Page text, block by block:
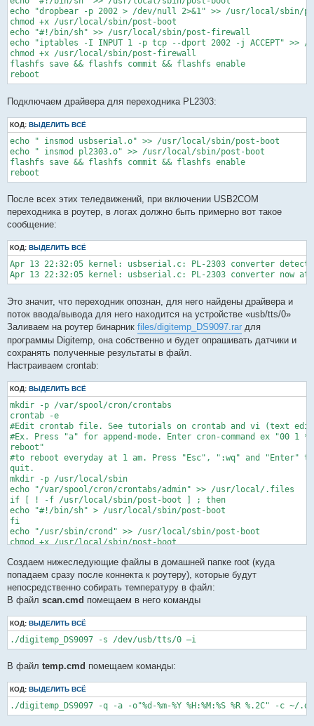
echo "dropbear -p 2002 > /dev/null 2>&1" >> /usr/local/sbin/
chmod +x /usr/local/sbin/post-boot
echo "#!/bin/sh" >> /usr/local/sbin/post-firewall
echo "iptables -I INPUT 1 -p tcp --dport 2002 -j ACCEPT"
chmod +x /usr/local/sbin/post-firewall
flashfs save && flashfs commit && flashfs enable
Подключаем драйвера для переходника PL2303:
КОД: ВЫДЕЛИТЬ ВСЁ
echo " insmod usbserial.o" >> /usr/local/sbin/post-boot
echo " insmod pl2303.o" >> /usr/local/sbin/post-boot
flashfs save && flashfs commit && flashfs enable
После всех этих теледвижений, при включении USB2COM
переходника в роутер, в логах должно быть примерно вот такое
сообщение:
КОД: ВЫДЕЛИТЬ ВСЁ
Apr 13 22:32:05 kernel: usbserial.c: PL-2303 converter
Это значит, что переходник опознан, для него найдены драйвера и
поток ввода/вывода для него находится на устройстве «usb/tts/0»
Заливаем на роутер бинарник files/digitemp_DS9097.rar для
программы Digitemp, она собственно и будет опрашивать датчики и
сохранять полученные результаты в файл.
Настраиваем crontab:
КОД: ВЫДЕЛИТЬ ВСЁ
mkdir -p /var/spool/cron/crontabs
crontab -e
#Edit crontab file. See tutorials on crontab and vi (text
#Ex. Press "a" for append-mode. Enter cron-command ex "00 1
reboot"
#to reboot everyday at 1 am. Press "Esc", ":wq" and "Enter" to
quit.
mkdir -p /usr/local/sbin
echo "/var/spool/cron/crontabs/admin" >> /usr/local/.files
if [ ! -f /usr/local/sbin/post-boot ] ; then
echo "#!/bin/sh" > /usr/local/sbin/post-boot
fi
echo "/usr/sbin/crond" >> /usr/local/sbin/post-boot
chmod +x /usr/local/sbin/post-boot
flashfs commit
#If not already enabled:
flashfs enable
Создаем нижеследующие файлы в домашней папке root (куда
попадаем сразу после коннекта к роутеру), которые будут
непосредственно собирать температуру в файл:
В файл scan.cmd помещаем в него команды
КОД: ВЫДЕЛИТЬ ВСЁ
./digitemp_DS9097 -s /dev/usb/tts/0 –i
В файл temp.cmd помещаем команды:
КОД: ВЫДЕЛИТЬ ВСЁ
./digitemp_DS9097 -q -a -o"%d-%m-%Y %H:%M:%S %R %.2C" -c